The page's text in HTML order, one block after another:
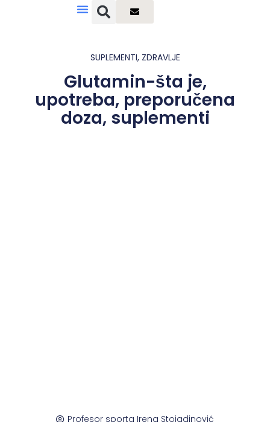
SUPLEMENTI, ZDRAVLJE
Glutamin-šta je,
upotreba, preporučena
doza, suplementi
Profesor sporta Irena Stojadinović